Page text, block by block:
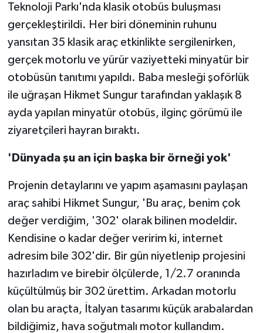
Teknoloji Parkı'nda klasik otobüs buluşması
gerçekleştirildi. Her biri döneminin ruhunu
yansıtan 35 klasik araç etkinlikte sergilenirken,
gerçek motorlu ve yürür vaziyetteki minyatür bir
otobüsün tanıtımı yapıldı. Baba mesleği şoförlük
ile uğraşan Hikmet Sungur tarafından yaklaşık 8
ayda yapılan minyatür otobüs, ilginç görümü ile
ziyaretçileri hayran bıraktı.
'Dünyada şu an için başka bir örneği yok'
Projenin detaylarını ve yapım aşamasını paylaşan
araç sahibi Hikmet Sungur, 'Bu araç, benim çok
değer verdiğim, '302' olarak bilinen modeldir.
Kendisine o kadar değer veririm ki, internet
adresim bile 302'dir. Bir gün niyetlenip projesini
hazırladım ve birebir ölçülerde, 1/2.7 oranında
küçültülmüş bir 302 ürettim. Arkadan motorlu
olan bu araçta, İtalyan tasarımı küçük arabalardan
bildiğimiz, hava soğutmalı motor kullandım.